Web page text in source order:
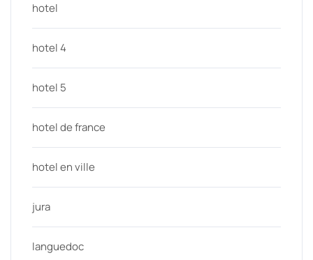
hotel
hotel 4
hotel 5
hotel de france
hotel en ville
jura
languedoc